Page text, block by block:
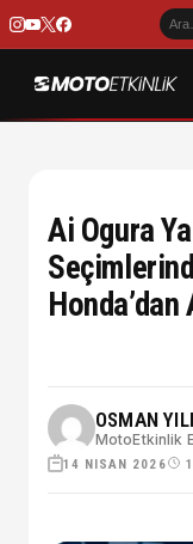
Ai Ogura
Honda’dan
OSMAN
MotoEtkinlik
14 NISAN 2026